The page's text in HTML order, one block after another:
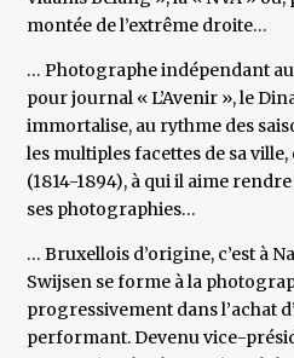
montée de l’extrême droite…
… Photographe indépendant
pour journal « L’Avenir », le
immortalise, au rythme des
les multiples facettes de sa
(1814-1894), à qui il aime
ses photographies…
… Bruxellois d’origine, c’est à
Swijsen se forme à la
progressivement dans l’achat
performant. Devenu vice-